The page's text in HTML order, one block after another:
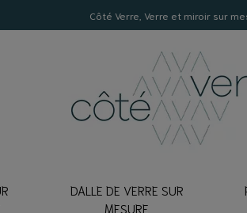
Côté Verre, Verre et miroir sur
DALLE DE VERRE SUR
MESURE